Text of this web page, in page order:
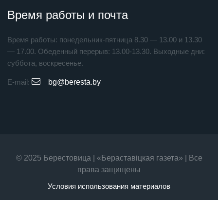
Время работы и почта
Время работы: понедельник-пятница 8.30 — 13.00 и 13.30
— 17.00. Обеденный перерыв: 13.00-13.30. Выходные дни:
суббота, воскресенье.
E-mail: bg@beresta.by
© 2025 Берестовица | «Бераставiцкая газета» | Все
права защищены
Условия использования материалов